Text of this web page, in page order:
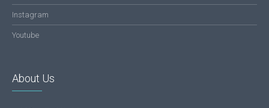
Instagram
Youtube
About Us